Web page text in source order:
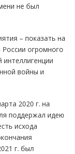
не был
– показать на
огромного
интеллигенции
войны и
2020 г. на
поддержал идею
исхода
г. был